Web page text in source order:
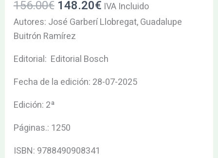
156.00€ 148.20€ IVA Incluido
Autores: José Garberí Llobregat, Guadalupe
Buitrón Ramírez
Editorial: Editorial Bosch
Fecha de la edición: 28-07-2025
Edición: 2ª
Páginas.: 1250
ISBN: 9788490908341
JURISPRUDENCIA.
cantidad